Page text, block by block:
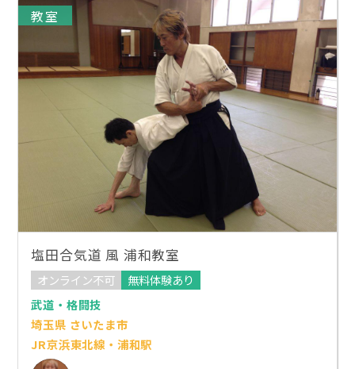
教室
塩田合気道 風 浦和教室
オンライン不可
無料体験あり
武道・格闘技
埼玉県 さいたま市
JR京浜東北線・浦和駅